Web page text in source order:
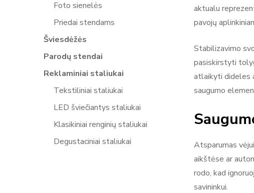
Foto sienelės
Priedai stendams
Šviesdėžės
Parodų stendai
Reklaminiai staliukai
Tekstiliniai staliukai
LED šviečiantys staliukai
Klasikiniai renginių staliukai
Degustaciniai staliukai
aktualu
pavojų
Stabilizavimo
pasiskirstyti
atlaikyti dideles
saugumo
Atsparumas
aikštėse ar
rodo, kad
savininkui.